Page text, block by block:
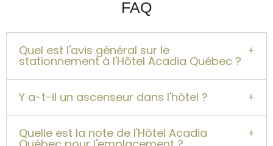
FAQ
Quel est l'avis général sur le
stationnement à l'Hôtel Acadia Québec ?
Y a-t-il un ascenseur dans l'hôtel ?
Quelle est la note de l'Hôtel Acadia